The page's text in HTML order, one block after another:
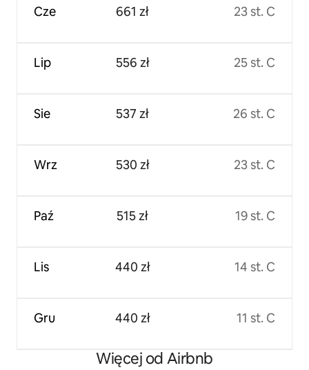
Cze
Lip
Sie
Wrz
Paź
Lis
Gru
661 zł
556 zł
537 zł
530 zł
515 zł
440 zł
440 zł
23 st. C
25 st. C
26 st. C
23 st. C
19 st. C
14 st. C
11 st. C
Więcej od Airbnb